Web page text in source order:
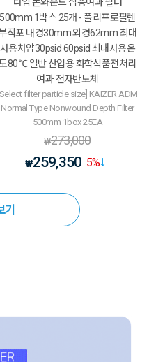
500mm 1박스 25개 - 폴리프로필렌
직포 내경30mm 외경62mm 최대
사용차압30psid 60psid 최대사용온
80℃ 일반 산업용 화학식품전처리
여과 전자반도체
[Select filter particle size] KAIZER ADM
Normal Type Nonwound Depth Filter
500mm 1box 25EA
₩273,000
₩259,350 5%
기